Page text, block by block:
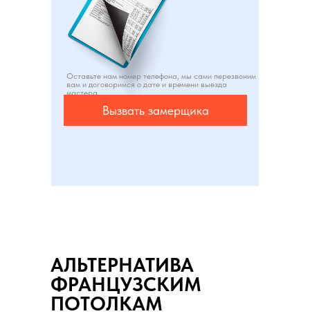
Оставьте нам номер телефона, мы сами перезвоним
вам и договоримся о дате и времени выезда
мастера
Вызвать замерщика
АЛЬТЕРНАТИВА
ФРАНЦУЗСКИМ
ПОТОЛКАМ